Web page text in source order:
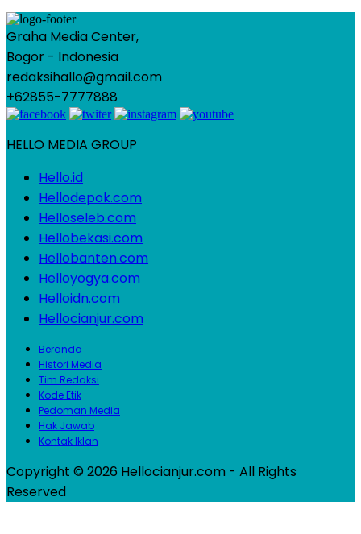
Graha Media Center,
Bogor - Indonesia
redaksihallo@gmail.com
+62855-7777888
HELLO MEDIA GROUP
Hello.id
Hellodepok.com
Helloseleb.com
Hellobekasi.com
Hellobanten.com
Helloyogya.com
Helloidn.com
Hellocianjur.com
Beranda
Histori Media
Tim Redaksi
Kode Etik
Pedoman Media
Hak Jawab
Kontak Iklan
Copyright © 2026 Hellocianjur.com - All Rights
Reserved